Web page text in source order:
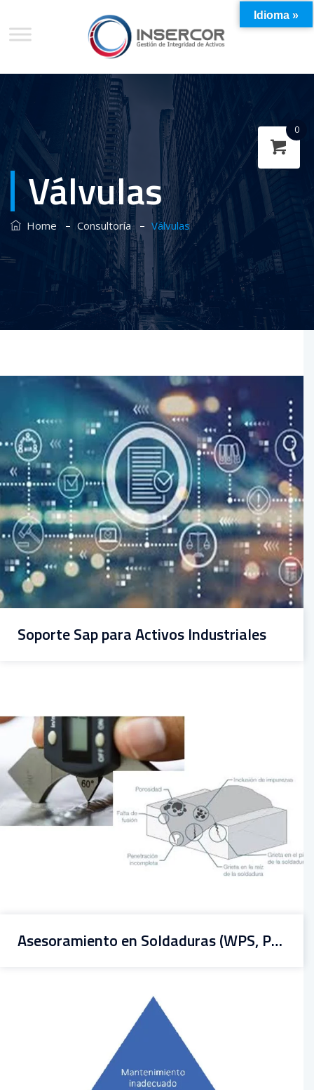
Válvulas
Home – Consultoría– Válvulas
Soporte Sap para Activos Industriales
Asesoramiento en Soldaduras (WPS, PQR, PQS)
Idioma »
0